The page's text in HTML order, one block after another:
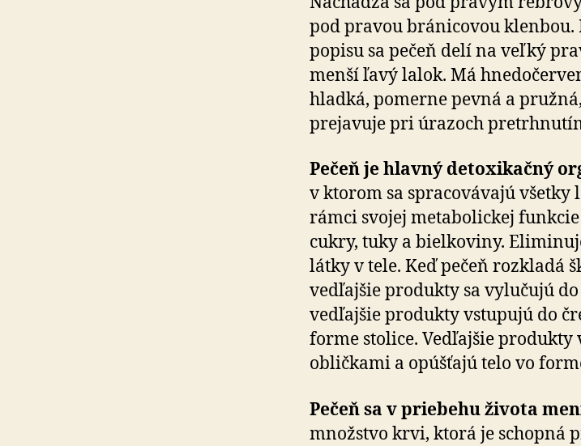
pod pravou bránicovou klenbou.
popisu sa pečeň delí na veľký
menší ľavý lalok. Má
hladká, pomerne pevná a
prejavuje pri úrazoch
Pečeň je hlavný detoxikačný
v ktorom sa spracovávajú všetky
rámci svojej metabolickej
cukry, tuky a bielkoviny.
látky v tele. Keď pečeň rozkladá
vedľajšie produkty sa vylučujú
vedľajšie produkty vstupujú do
forme stolice. Vedľajšie
obličkami a opúšťajú telo vo
Pečeň sa v priebehu života
množstvo krvi, ktorá je schopná